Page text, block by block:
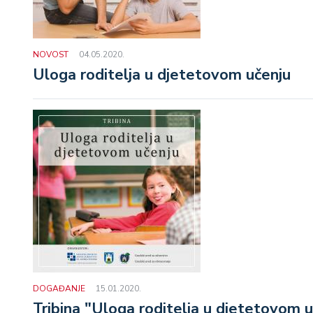
NOVOST 04.05.2020.
Uloga roditelja u djetetovom učenju
DOGAĐANJE 15.01.2020.
Tribina "Uloga roditelja u djetetovom